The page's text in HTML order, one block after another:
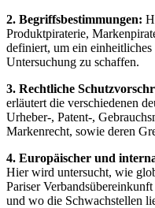
2. Begriffsbestimmungen:
Produktpiraterie,
definiert, um ein
Untersuchung zu schaffen.
3. Rechtliche
erläutert die verschiedenen
Urheber-, Patent-,
Markenrecht, sowie deren
4. Europäischer und
Hier wird untersucht, wie
Pariser
und wo die Schwachstellen